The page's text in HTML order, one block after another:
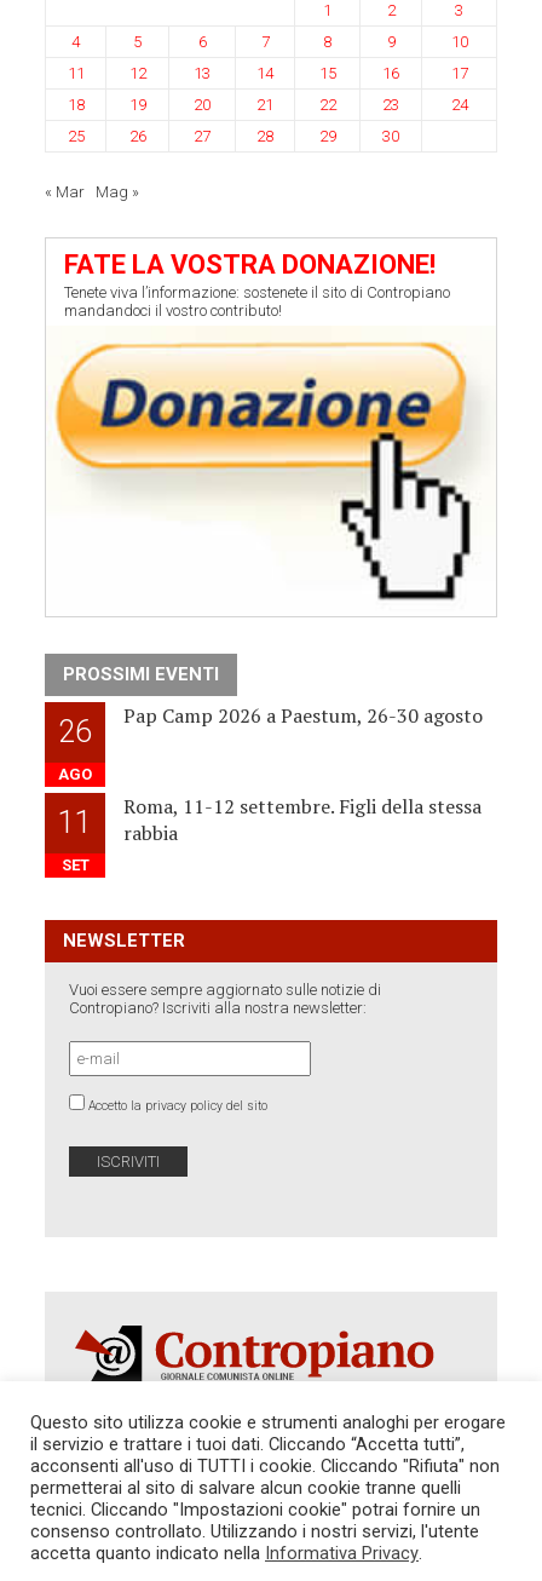
1 2
3
4
5 6 7 8 9
10
11
12 13 14 15 16
17
18
19 20 21 22 23
24
25
26 27 28 29 30
« Mar Mag »
FATE LA VOSTRA DONAZIONE!
Tenete viva l’informazione: sostenete il sito di Contropiano
mandandoci il vostro contributo!
PROSSIMI EVENTI
26
AGO
Pap Camp 2026 a Paestum, 26-30 agosto
11
SET
Roma, 11-12 settembre. Figli della stessa
rabbia
NEWSLETTER
Vuoi essere sempre aggiornato sulle notizie di
Contropiano? Iscriviti alla nostra newsletter:
Accetto la privacy policy del sito
Autorizzazione del Tribunale di Roma 286 del 31
dicembre 2014. Direttore Responsabile: Sergio
Cararo. Indirizzo: V.Casalbruciato 27- sc. B - 00159
Roma -
Tel. 06.640.122.19 -redazione@contropiano.org
Questo sito utilizza cookie e strumenti analoghi per erogare
il servizio e trattare i tuoi dati. Cliccando “Accetta tutti”,
acconsenti all'uso di TUTTI i cookie. Cliccando "Rifiuta" non
permetterai al sito di salvare alcun cookie tranne quelli
tecnici. Cliccando "Impostazioni cookie" potrai fornire un
consenso controllato. Utilizzando i nostri servizi, l'utente
accetta quanto indicato nella Informativa Privacy.